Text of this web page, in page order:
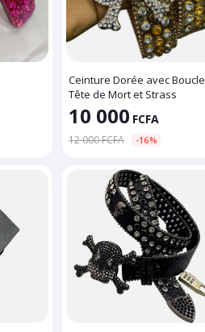
Ceinture Dorée avec Boucle
Tête de Mort et Strass
10 000 FCFA
12 000 FCFA -16%